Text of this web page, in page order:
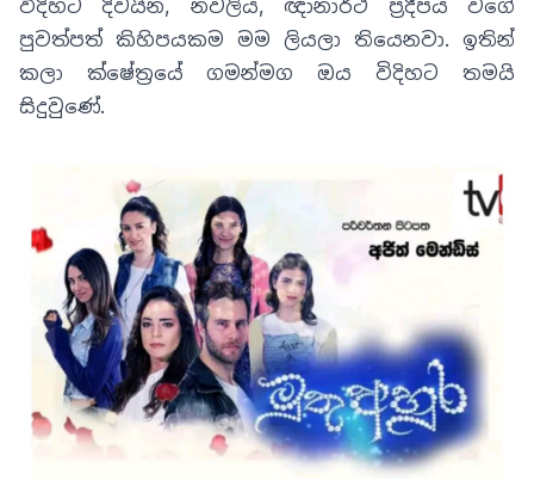
විදිහට දිවයින, නවලිය, ඥානාර්ථ ප්‍රදීපය වගේ
පුවත්පත් කිහිපයකම මම ලියලා තියෙනවා. ඉතින්
කලා ක්ෂේත්‍රයේ ගමන්මග ඔය විදිහට තමයි
සිදුවුණේ.